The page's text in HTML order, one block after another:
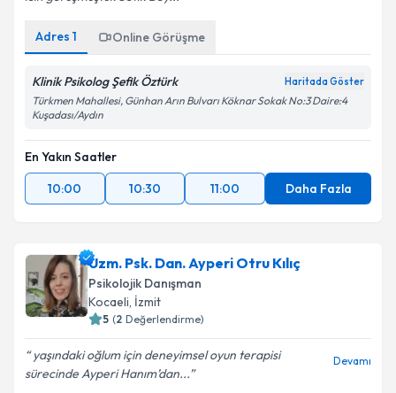
Adres 1 Online Görüşme
Klinik Psikolog Şefik Öztürk Haritada Göster
Türkmen Mahallesi, Günhan Arın Bulvarı Köknar Sokak No:3 Daire:4
Kuşadası/Aydın
En Yakın Saatler
10:00
10:30 11:00 Daha Fazla
Uzm. Psk. Dan. Ayperi Otru Kılıç
Psikolojik Danışman
Kocaeli, İzmit
5 (2 Değerlendirme)
yaşındaki oğlum için deneyimsel oyun terapisi
sürecinde Ayperi Hanım’dan...
Devamı